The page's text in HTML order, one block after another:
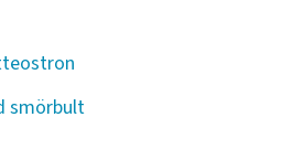
smörbult